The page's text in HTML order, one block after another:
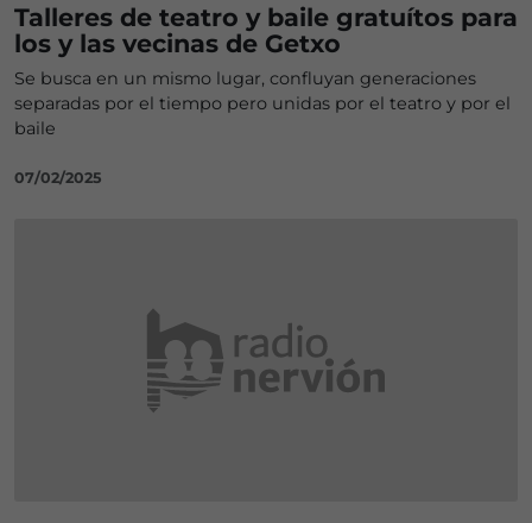
Talleres de teatro y baile gratuítos para
los y las vecinas de Getxo
Se busca en un mismo lugar, confluyan generaciones
separadas por el tiempo pero unidas por el teatro y por el
baile
07/02/2025